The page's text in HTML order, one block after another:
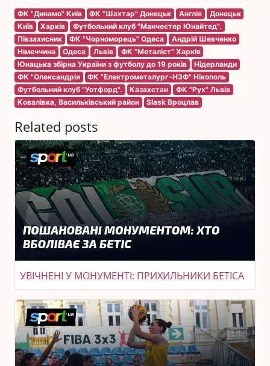
ФК "Динамо" Київ ФК "Шахтар" Донецьк Англія
Донецьк
Київ
Харків
Футбольний клуб "Манчестер Юнайтед".
Півзахисник
ФК "Чорноморець" Одеса
Андрій Шевченко
Німеччина
Одеса Львів
ФК "Металіст" Харків
Юнацька збірна України з футболу до 19 років
Нідерланди
ФК "Олександрія
ФК "Електрометалург-НЗФ" Нікополь
Футбольний клуб "Уотфорд".
Казахстан
ФК "Рух" Львів
Ковалівка, Васильківський район
Slask Вроцлав
Related posts
УВІЧНЕНІ У МОНУМЕНТІ: ПРИХИЛЬНИКИ БЕТІСА